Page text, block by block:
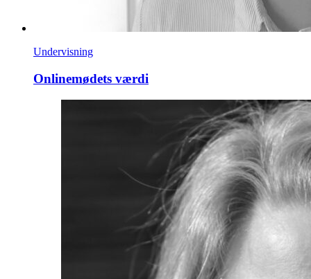
Undervisning
Onlinemødets værdi